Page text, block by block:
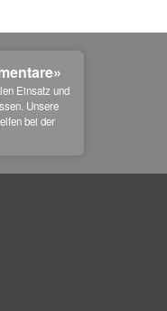
Einsatz und
Unsere
bei der